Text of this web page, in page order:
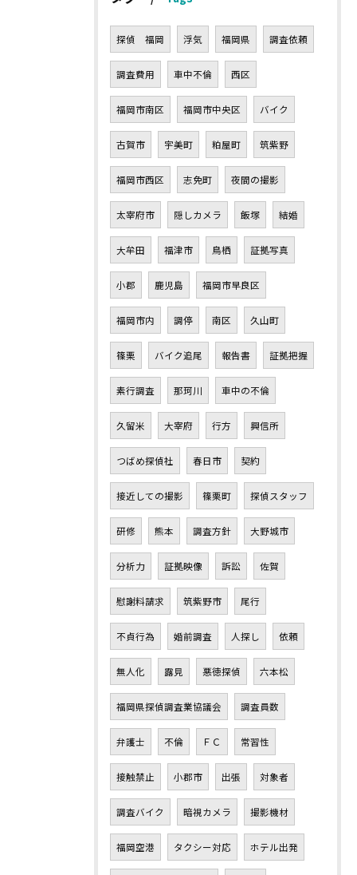
探偵 福岡 浮気 福岡県 調査依頼
調査費用 車中不倫 西区
福岡市南区 福岡市中央区 バイク
古賀市 宇美町 粕屋町 筑紫野
福岡市西区 志免町 夜間の撮影
太宰府市 隠しカメラ 飯塚 結婚
大牟田 福津市 鳥栖 証拠写真
小郡 鹿児島 福岡市早良区
福岡市内 調停 南区 久山町
篠栗 バイク追尾 報告書 証拠把握
素行調査 那珂川 車中の不倫
久留米 大宰府 行方 興信所
つばめ探偵社 春日市 契約
接近しての撮影 篠栗町 探偵スタッフ
研修 熊本 調査方針 大野城市
分析力 証拠映像 訴訟 佐賀
慰謝料請求 筑紫野市 尾行
不貞行為 婚前調査 人探し 依頼
無人化 露見 悪徳探偵 六本松
福岡県探偵調査業協議会 調査員数
弁護士 不倫 ＦＣ 常習性
接触禁止 小郡市 出張 対象者
調査バイク 暗視カメラ 撮影機材
福岡空港 タクシー対応 ホテル出発